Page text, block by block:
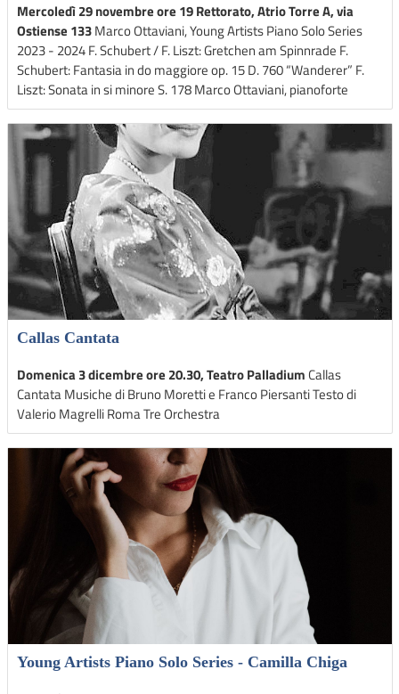
Mercoledì 29 novembre ore 19 Rettorato, Atrio Torre A, via
Ostiense 133Marco Ottaviani, Young Artists Piano Solo Series
2023 - 2024 F. Schubert / F. Liszt: Gretchen am Spinnrade F.
Schubert: Fantasia in do maggiore op. 15 D. 760 “Wanderer” F.
Liszt: Sonata in si minore S. 178 Marco Ottaviani, pianoforte
Callas Cantata
Domenica 3 dicembre ore 20.30, Teatro Palladium Callas
Cantata Musiche di Bruno Moretti e Franco Piersanti Testo di
Valerio Magrelli Roma Tre Orchestra
Young Artists Piano Solo Series - Camilla Chiga